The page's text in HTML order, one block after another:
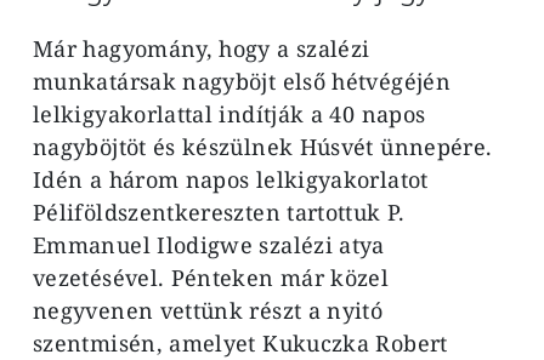
Már hagyomány, hogy a szalézi
munkatársak nagyböjt első hétvégéjén
lelkigyakorlattal indítják a 40 napos
nagyböjtöt és készülnek Húsvét ünnepére.
Idén a három napos lelkigyakorlatot
Péliföldszentkereszten tartottuk P.
Emmanuel Ilodigwe szalézi atya
vezetésével. Pénteken már közel
negyvenen vettünk részt a nyitó
szentmisén, amelyet Kukuczka Robert